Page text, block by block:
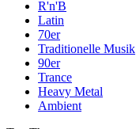
R'n'B
Latin
70er
Traditionelle Musik
90er
Trance
Heavy Metal
Ambient